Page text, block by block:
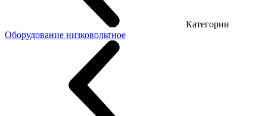
Категории
Оборудование низковольтное